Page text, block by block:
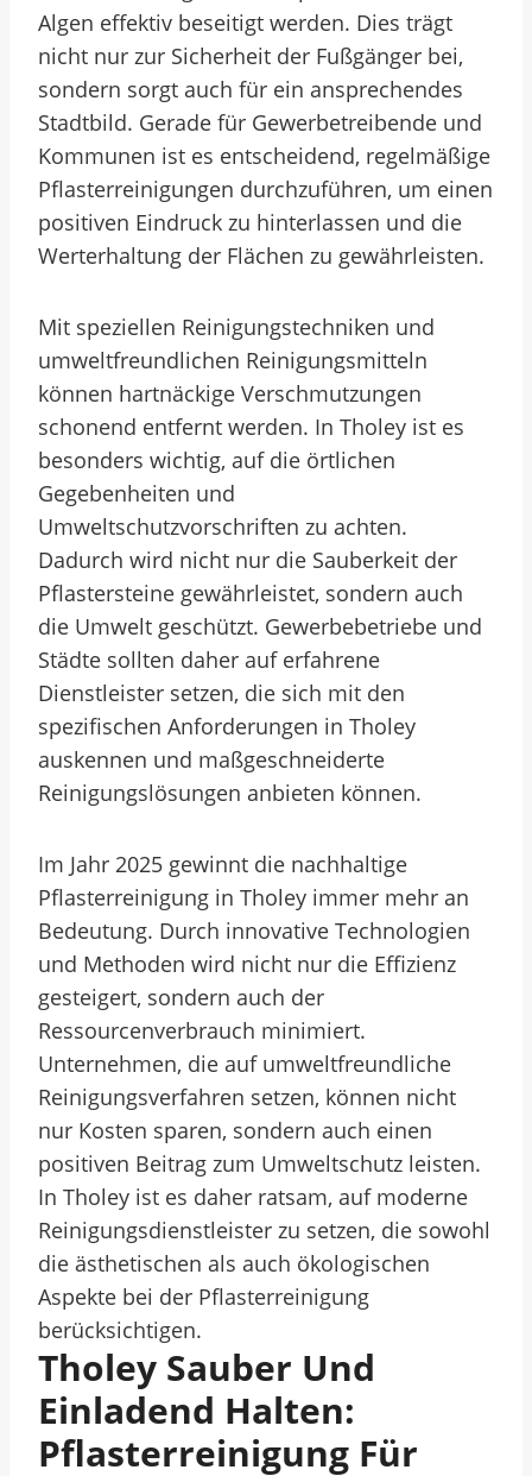
Algen effektiv beseitigt werden. Dies trägt
nicht nur zur Sicherheit der Fußgänger bei,
sondern sorgt auch für ein ansprechendes
Stadtbild. Gerade für Gewerbetreibende und
Kommunen ist es entscheidend, regelmäßige
Pflasterreinigungen durchzuführen, um einen
positiven Eindruck zu hinterlassen und die
Werterhaltung der Flächen zu gewährleisten.
Mit speziellen Reinigungstechniken und
umweltfreundlichen Reinigungsmitteln
können hartnäckige Verschmutzungen
schonend entfernt werden. In Tholey ist es
besonders wichtig, auf die örtlichen
Gegebenheiten und
Umweltschutzvorschriften zu achten.
Dadurch wird nicht nur die Sauberkeit der
Pflastersteine gewährleistet, sondern auch
die Umwelt geschützt. Gewerbebetriebe und
Städte sollten daher auf erfahrene
Dienstleister setzen, die sich mit den
spezifischen Anforderungen in Tholey
auskennen und maßgeschneiderte
Reinigungslösungen anbieten können.
Im Jahr 2025 gewinnt die nachhaltige
Pflasterreinigung in Tholey immer mehr an
Bedeutung. Durch innovative Technologien
und Methoden wird nicht nur die Effizienz
gesteigert, sondern auch der
Ressourcenverbrauch minimiert.
Unternehmen, die auf umweltfreundliche
Reinigungsverfahren setzen, können nicht
nur Kosten sparen, sondern auch einen
positiven Beitrag zum Umweltschutz leisten.
In Tholey ist es daher ratsam, auf moderne
Reinigungsdienstleister zu setzen, die sowohl
die ästhetischen als auch ökologischen
Aspekte bei der Pflasterreinigung
berücksichtigen.
Tholey Sauber Und
Einladend Halten:
Pflasterreinigung Für